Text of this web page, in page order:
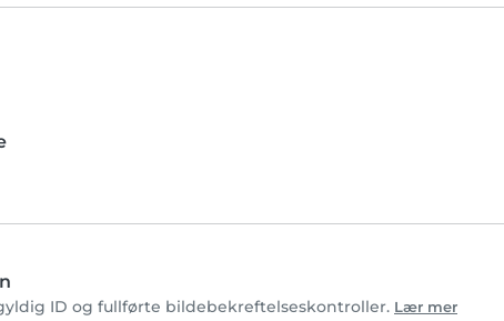
ID og fullførte bildebekreftelseskontroller. Lær mer